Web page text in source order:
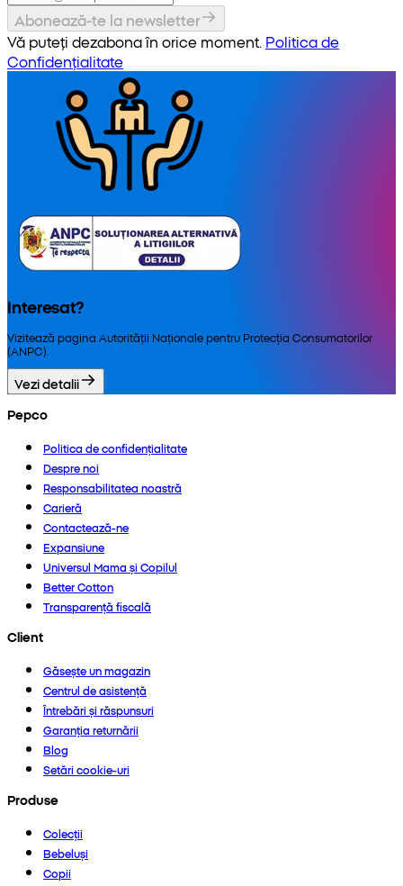
Abonează-te la newsletter
Vă puteți dezabona în orice moment. Politica de
Confidențialitate
Interesat?
Vizitează pagina Autorității Naționale pentru Protecția Consumatorilor
(ANPC).
Vezi detalii
Pepco
Politica de confidențialitate
Despre noi
Responsabilitatea noastră
Carieră
Contactează-ne
Expansiune
Universul Mama și Copilul
Better Cotton
Transparență fiscală
Client
Găsește un magazin
Centrul de asistență
Întrebări și răspunsuri
Garanția returnării
Blog
Setări cookie-uri
Produse
Colecții
Bebeluși
Copii